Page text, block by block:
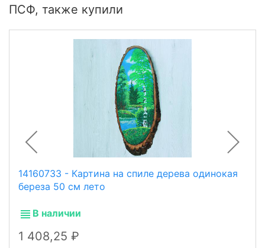
ПСФ, также купили
14160733 - Картина на спиле дерева одинокая
береза 50 см лето
В наличии
1 408,25